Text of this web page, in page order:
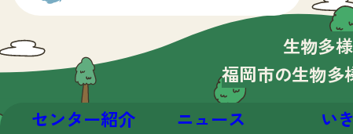
生物多
福岡市の生物多
センター紹介
ニュース い